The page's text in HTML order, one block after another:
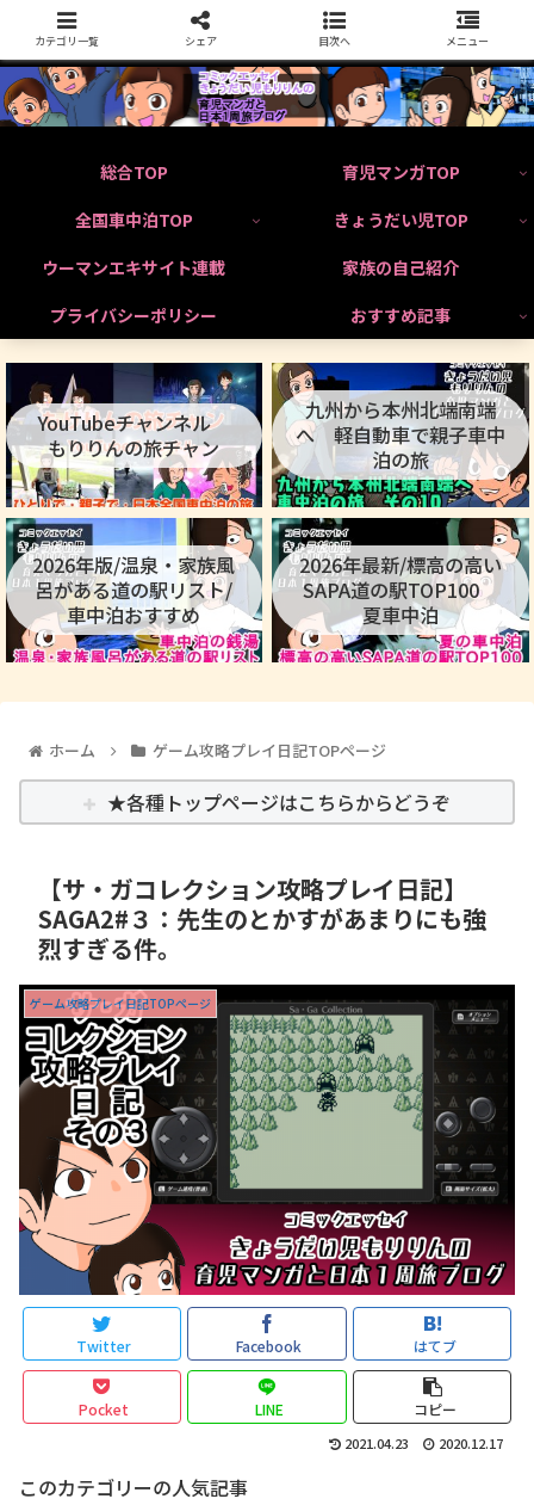
総合TOP
育児マンガTOP
全国車中泊TOP
きょうだい児TOP
ウーマンエキサイト連載
家族の自己紹介
プライバシーポリシー
おすすめ記事
YouTubeチャンネル
もりりんの旅チャン
九州から本州北端南端
へ 軽自動車で親子車中
泊の旅
2026年版/温泉・家族風
呂がある道の駅リスト/
車中泊おすすめ
2026年最新/標高の高い
SAPA道の駅TOP100
夏車中泊
ホーム ゲーム攻略プレイ日記TOPページ
★各種トップページはこちらからどうぞ
【サ・ガコレクション攻略プレイ日記】
SAGA2#３：先生のとかすがあまりにも強
烈すぎる件。
ゲーム攻略プレイ日記TOPページ
Twitter Facebook はてブ
Pocket LINE コピー
2021.04.23 2020.12.17
このカテゴリーの人気記事
カテゴリ一覧 シェア 目次へ メニュー